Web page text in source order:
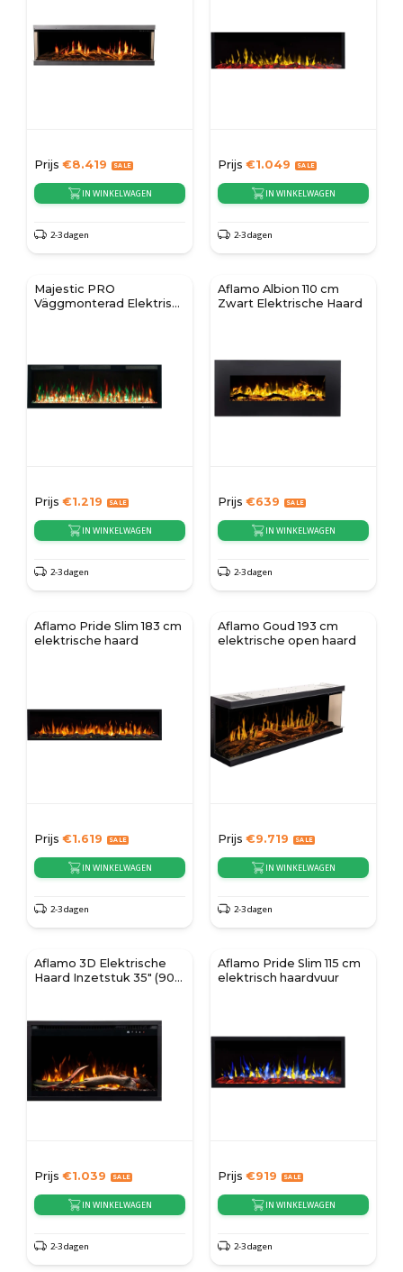
Prijs €8.419
IN WINKELWAGEN
2-3 dagen
Prijs €1.049
IN WINKELWAGEN
2-3 dagen
Majestic PRO
Väggmonterad Elektrisk
Prijs €1.219
IN WINKELWAGEN
2-3 dagen
Aflamo Albion 110 cm
Zwart Elektrische Haard
Prijs €639
IN WINKELWAGEN
2-3 dagen
Aflamo Pride Slim 183 cm
elektrische haard
Prijs €1.619
IN WINKELWAGEN
2-3 dagen
Aflamo Goud 193 cm
elektrische open haard
Prijs €9.719
IN WINKELWAGEN
2-3 dagen
Aflamo 3D Elektrische
Haard Inzetstuk 35" (90
Prijs €1.039
IN WINKELWAGEN
2-3 dagen
Aflamo Pride Slim 115 cm
elektrisch haardvuur
Prijs €919
IN WINKELWAGEN
2-3 dagen